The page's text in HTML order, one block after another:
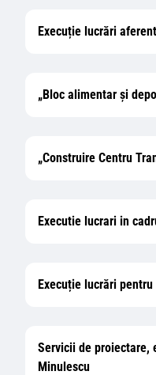
Execuție lucrări
„Bloc alimentar și
„Construire Centru
Executie lucrari in
Execuție lucrări
Servicii de proiectare,
Minulescu